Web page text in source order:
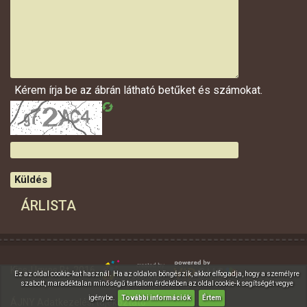
Kérem írja be az ábrán látható betűket és számokat.
Küldés
ÁRLISTA
Kiss-Ügyes Bt. 2016
Adatkezelési tájékoztató
Ez az oldal cookie-kat használ. Ha az oldalon böngészik, akkor elfogadja, hogy a személyre
szabott, maradéktalan minőségű tartalom érdekében az oldal cookie-k segítségét vegye
igénybe.
További információk Értem